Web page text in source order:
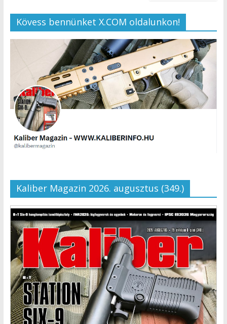
Kövess bennünket X.COM oldalunkon!
Kaliber Magazin 2026. augusztus (349.)